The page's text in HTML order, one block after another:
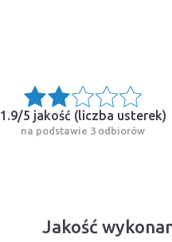
1.9/5 jakość (liczba usterek)
na podstawie 3 odbiorów
Jakość